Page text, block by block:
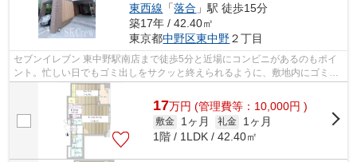
東西線 「落合 」駅 徒歩15分
築17年 / 42.40㎡
東京都中野区東中野２丁目
セブンイレブン 東中野駅南店まで徒歩5分と近場にコンビニがあるのもポイ
ント。忙しい日でもゴミ出しをサクッと終えられるように、敷地内にゴミ置
き場をつけております。こちらは初期...
17万円 (管理費等：10,000円 )
敷金 1ヶ月 礼金
1ヶ月
1階 / 1LDK / 42.40㎡